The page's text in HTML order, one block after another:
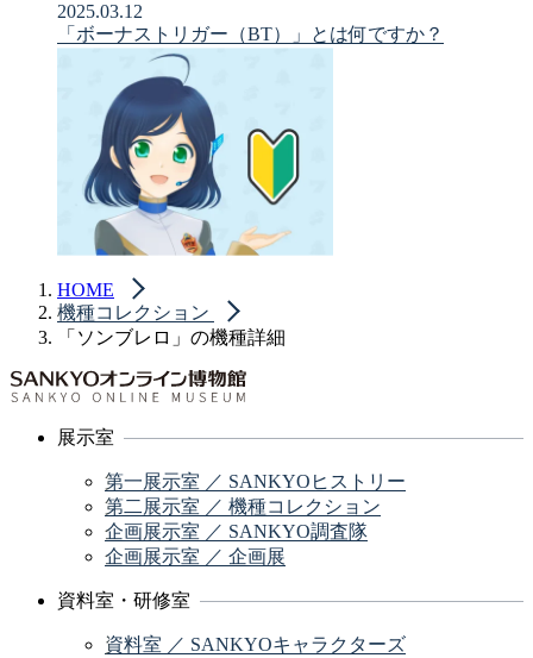
2025.03.12
「ボーナストリガー（BT）」とは何ですか？
HOME
機種コレクション
「ソンブレロ」の機種詳細
展示室
第一展示室 ／ SANKYOヒストリー
第二展示室 ／ 機種コレクション
企画展示室 ／ SANKYO調査隊
企画展示室 ／ 企画展
資料室・研修室
資料室 ／ SANKYOキャラクターズ